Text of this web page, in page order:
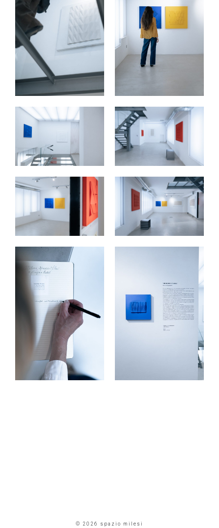
© 2026 spazio milesi